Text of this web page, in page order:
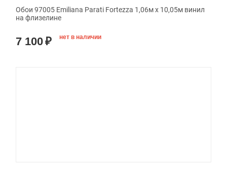
Обои 97005 Emiliana Parati Fortezza 1,06м х 10,05м винил
на флизелине
7 100₽ нет в наличии